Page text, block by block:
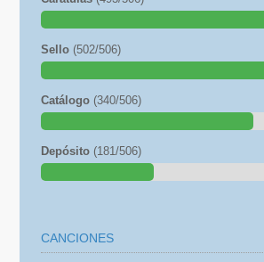
Sello (502/506)
Catálogo (340/506)
Depósito (181/506)
CANCIONES